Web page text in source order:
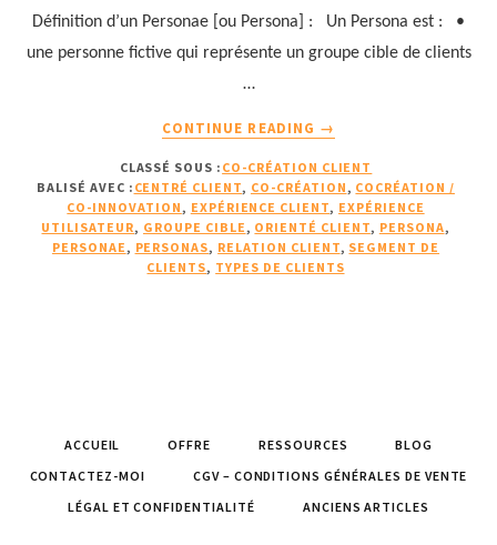
Définition d’un Personae [ou Persona] : Un Persona est : •
une personne fictive qui représente un groupe cible de clients
…
CONTINUE READING
LES
PERSONAS
NOUS
AIDENT
À
→
CLASSÉ SOUS : CO-CRÉATION CLIENT
BALISÉ AVEC : CENTRÉ CLIENT, CO-CRÉATION , COCRÉATION /
CO-INNOVATION , EXPÉRIENCE CLIENT, EXPÉRIENCE
UTILISATEUR, GROUPE CIBLE , ORIENTÉ CLIENT, PERSONA,
PERSONAE , PERSONAS, RELATION CLIENT, SEGMENT DE
CLIENTS, TYPES DE CLIENTS
ACCUEIL OFFRE RESSOURCES
BLOG
CONTACTEZ-MOI
CGV – CONDITIONS GÉNÉRALES DE VENTE
LÉGAL ET CONFIDENTIALITÉ
ANCIENS ARTICLES